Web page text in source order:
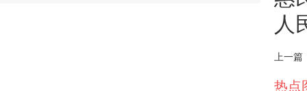
人
上一篇
热点